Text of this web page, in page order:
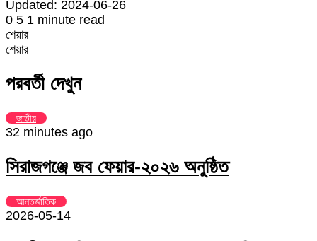
Updated: 2024-06-26
0 5 1 minute read
শেয়ার
Facebook
Twitter
LinkedIn
Skype
Messenger
Messenger
WhatsApp
Telegram
Share
Email
প্রিন্ট
শেয়ার
via
Email
পরবর্তী দেখুন
জাতীয়
32 minutes ago
সিরাজগঞ্জে জব ফেয়ার-২০২৬ অনুষ্ঠিত
আন্তর্জাতিক
2026-05-14